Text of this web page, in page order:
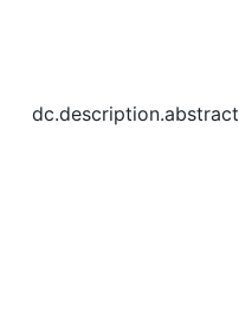
dc.description.abstract